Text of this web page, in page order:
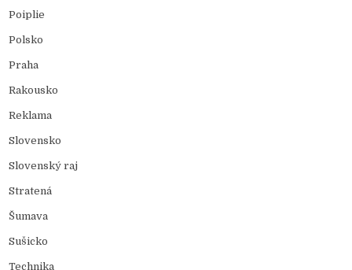
Poiplie
Polsko
Praha
Rakousko
Reklama
Slovensko
Slovenský raj
Stratená
Šumava
Sušicko
Technika